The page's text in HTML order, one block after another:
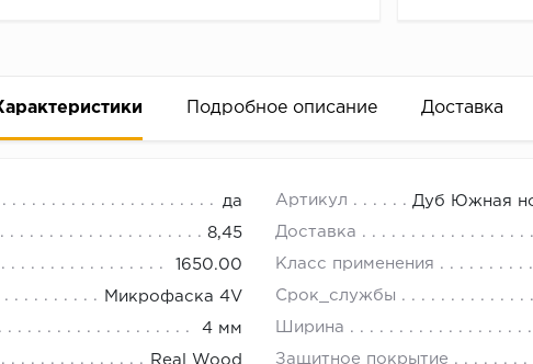
Подробное описание Доставка
да Артикул Дуб Южная
8,45 Доставка
1650.00 Класс применения
Микрофаска 4V Срок_службы
4 мм Ширина
Real Wood Защитное покрытие